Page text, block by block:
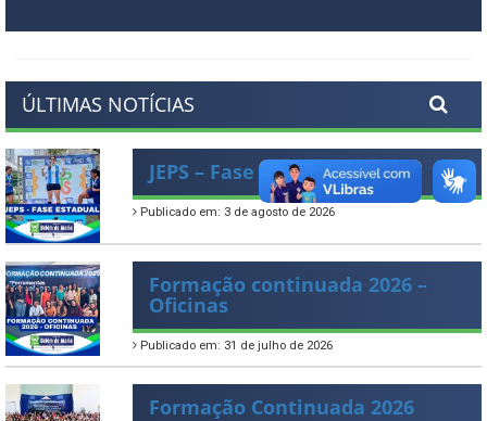
ÚLTIMAS NOTÍCIAS
JEPS – Fase Estadual
Publicado em: 3 de agosto de 2026
Formação continuada 2026 –
Oficinas
Publicado em: 31 de julho de 2026
Formação Continuada 2026